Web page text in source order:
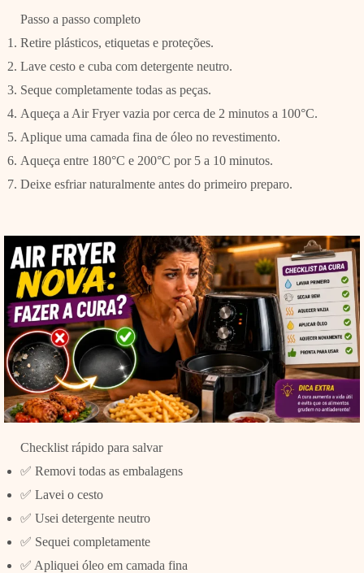
Passo a passo completo
Retire plásticos, etiquetas e proteções.
Lave cesto e cuba com detergente neutro.
Seque completamente todas as peças.
Aqueça a Air Fryer vazia por cerca de 2 minutos a 100°C.
Aplique uma camada fina de óleo no revestimento.
Aqueça entre 180°C e 200°C por 5 a 10 minutos.
Deixe esfriar naturalmente antes do primeiro preparo.
Checklist rápido para salvar
✅ Removi todas as embalagens
✅ Lavei o cesto
✅ Usei detergente neutro
✅ Sequei completamente
✅ Apliquei óleo em camada fina